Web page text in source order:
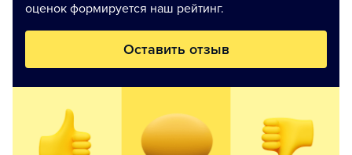
оценок формируется наш рейтинг.
Оставить отзыв